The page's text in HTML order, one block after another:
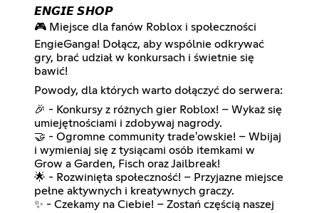
𝙀𝙉𝙂𝙄𝙀 𝙎𝙃𝙊𝙋
🎮 Miejsce dla fanów Roblox i społeczności
EngieGanga! Dołącz, aby wspólnie odkrywać
gry, brać udział w konkursach i świetnie się
bawić!
Powody, dla których warto dołączyć do serwera:
🎉 - Konkursy z różnych gier Roblox! – Wykaż się
umiejętnościami i zdobywaj nagrody.
🤝 - Ogromne community trade'owskie! – Wbijaj
i wymieniaj się z tysiącami osób itemkami w
Grow a Garden, Fisch oraz Jailbreak!
🌟 - Rozwinięta społeczność! – Przyjazne miejsce
pełne aktywnych i kreatywnych graczy.
✨ - Czekamy na Ciebie! – Zostań częścią naszej